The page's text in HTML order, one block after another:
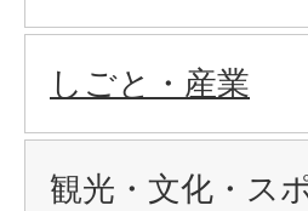
しごと・産業
観光・文化・ス